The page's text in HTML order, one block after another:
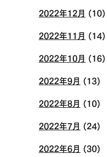
2022年12月 (10)
2022年11月 (14)
2022年10月 (16)
2022年9月 (13)
2022年8月 (10)
2022年7月 (24)
2022年6月 (30)